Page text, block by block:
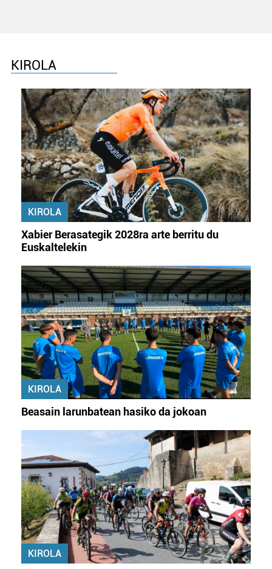
KIROLA
KIROLA
Xabier Berasategik 2028ra arte berritu du
Euskaltelekin
KIROLA
Beasain larunbatean hasiko da jokoan
KIROLA